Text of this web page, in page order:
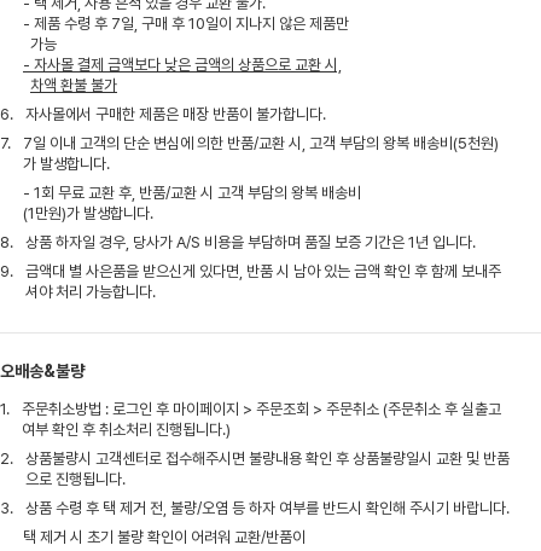
- 제품 수령 후 7일, 구매 후 10일이 지나지 않은 제품만
가능
- 자사몰 결제 금액보다 낮은 금액의 상품으로 교환 시,
차액 환불 불가
6.
자사몰에서 구매한 제품은 매장 반품이 불가합니다.
7.
7일 이내 고객의 단순 변심에 의한 반품/교환 시, 고객 부담의 왕복 배송비(5천원)
가 발생합니다.
- 1회 무료 교환 후, 반품/교환 시 고객 부담의 왕복 배송비
(1만원)가 발생합니다.
8.
상품 하자일 경우, 당사가 A/S 비용을 부담하며 품질 보증 기간은 1년 입니다.
9.
금액대 별 사은품을 받으신게 있다면, 반품 시 남아 있는 금액 확인 후 함께 보내주
셔야 처리 가능합니다.
오배송&불량
1.
주문취소방법 : 로그인 후 마이페이지 > 주문조회 > 주문취소 (주문취소 후 실출고
여부 확인 후 취소처리 진행됩니다.)
2.
상품불량시 고객센터로 접수해주시면 불량내용 확인 후 상품불량일시 교환 및 반품
으로 진행됩니다.
3.
상품 수령 후 택 제거 전, 불량/오염 등 하자 여부를 반드시 확인해 주시기 바랍니다.
택 제거 시 초기 불량 확인이 어려워 교환/반품이